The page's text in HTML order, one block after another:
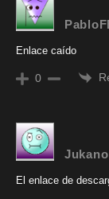
Enlace caído
0
Jukano
El enlace de